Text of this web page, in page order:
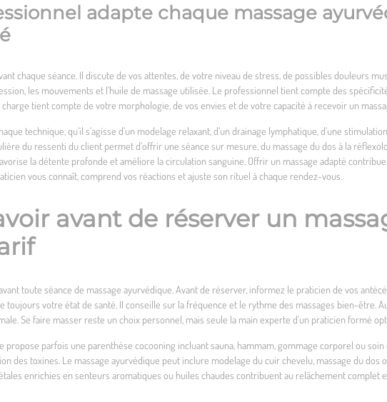
adapte chaque massage
chaque séance. Il discute de vos attentes, de votre niveau de stress, de possibles douleurs
les mouvements et l’huile de massage utilisée. Le professionnel tient compte des
tient compte de votre morphologie, de vos envies et de votre capacité à recevoir un
technique, qu’il s’agisse d’un modelage relaxant, d’un drainage lymphatique, d’une
du ressenti du client permet d’offrir une séance sur mesure, du massage du dos à la
la détente profonde et améliore la circulation sanguine. Offrir un massage adapté
vous connaît, comprend vos réactions et ajuste son rituel à chaque rendez-vous.
avant de réserver un
toute séance de massage ayurvédique. Avant de réserver, informez le praticien de vos
toujours votre état de santé. Il conseille sur la fréquence et le rythme des massages bien-être.
Se faire masser reste un choix personnel, mais seule la main experte d’un praticien formé
propose parfois une parenthèse cocooning incluant sauna, hammam, gommage corporel ou
des toxines. Le massage ayurvédique peut inclure modelage du cuir chevelu, massage du dos
enrichies en senteurs aromatiques ou huiles chaudes contribuent au relâchement complet